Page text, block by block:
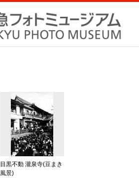
目黒不動 瀧泉寺(豆まき
風景)